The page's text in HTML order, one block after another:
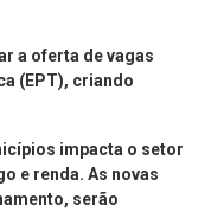
a oferta de vagas
(EPT), criando
impacta o setor
e renda. As novas
serão